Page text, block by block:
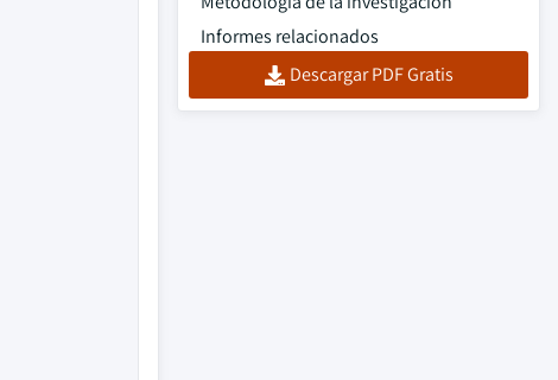
Informes relacionados
Descargar PDF Gratis